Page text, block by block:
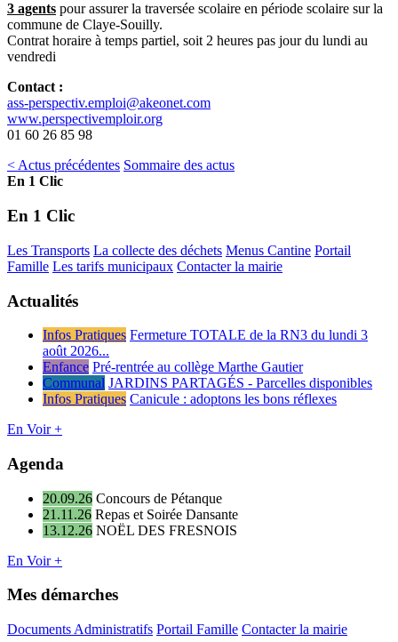
3 agents pour assurer la traversée scolaire en période scolaire sur la
commune de Claye-Souilly.
Contrat horaire à temps partiel, soit 2 heures pas jour du lundi au
vendredi
Contact :
ass-perspectiv.emploi@akeonet.com
www.perspectivemploir.org
01 60 26 85 98
< Actus précédentes Sommaire des actus
En 1 Clic
En 1 Clic
Les Transports La collecte des déchets Menus Cantine Portail
Famille Les tarifs municipaux Contacter la mairie
Actualités
Infos Pratiques Fermeture TOTALE de la RN3 du lundi 3
août 2026...
Enfance Pré-rentrée au collège Marthe Gautier
Communal JARDINS PARTAGÉS - Parcelles disponibles
Infos Pratiques Canicule : adoptons les bons réflexes
En Voir +
Agenda
20.09.26 Concours de Pétanque
21.11.26 Repas et Soirée Dansante
13.12.26 NOËL DES FRESNOIS
En Voir +
Mes démarches
Documents Administratifs Portail Famille Contacter la mairie